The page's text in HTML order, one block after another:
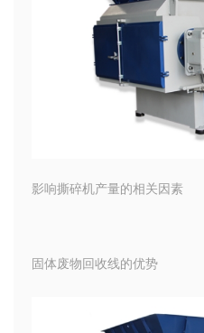
影响撕碎机产量的相关因素
固体废物回收线的优势